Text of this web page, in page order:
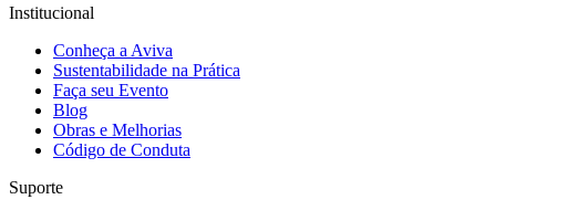
Institucional
Conheça a Aviva
Sustentabilidade na Prática
Faça seu Evento
Blog
Obras e Melhorias
Código de Conduta
Suporte